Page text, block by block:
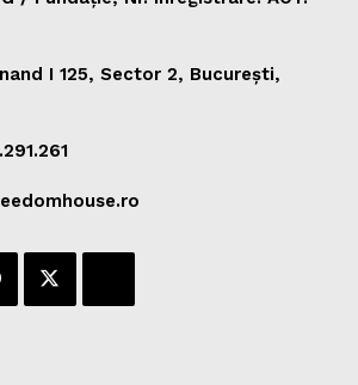
I 125, Sector 2, București,